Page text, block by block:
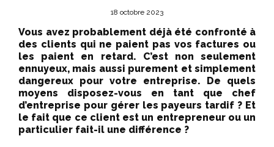
18 octobre 2023
Vous avez probablement déjà été confronté à
des clients qui ne paient pas vos factures ou
les paient en retard. C’est non seulement
ennuyeux, mais aussi purement et simplement
dangereux pour votre entreprise. De quels
moyens disposez-vous en tant que chef
d’entreprise pour gérer les payeurs tardif ? Et
le fait que ce client est un entrepreneur ou un
particulier fait-il une différence ?